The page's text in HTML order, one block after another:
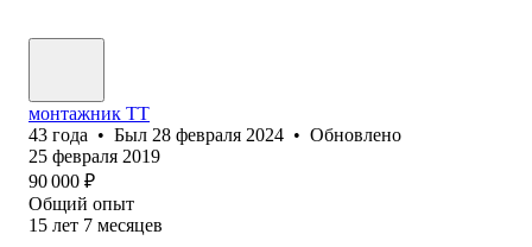
монтажник ТТ
43 года • Был 28 февраля 2024 • Обновлено
25 февраля 2019
90 000 ₽
Общий опыт
15 лет 7 месяцев